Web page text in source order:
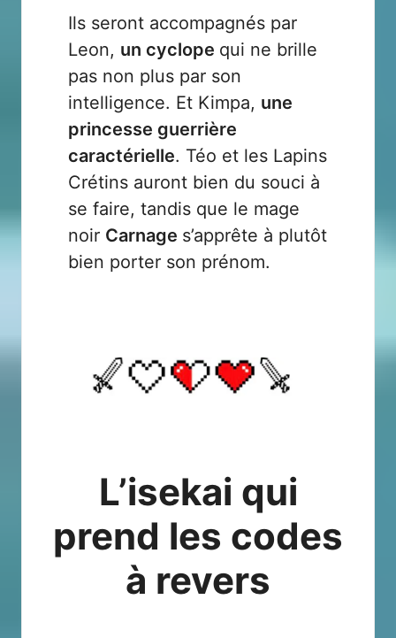
Ils seront accompagnés par
Leon, un cyclope qui ne brille
pas non plus par son
intelligence. Et Kimpa, une
princesse guerrière
caractérielle. Téo et les Lapins
Crétins auront bien du souci à
se faire, tandis que le mage
noir Carnage s’apprête à plutôt
bien porter son prénom.
L’isekai qui
prend les codes
à revers